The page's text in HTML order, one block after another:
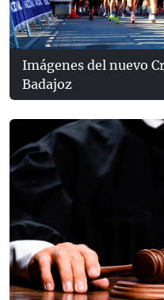
Imágenes del nuevo
Badajoz